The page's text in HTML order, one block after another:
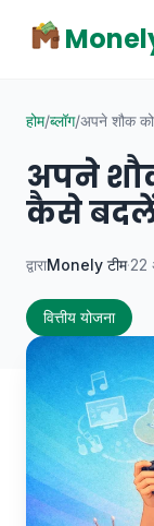
होम/ब्लॉग/अपने शौक
अपने
कैसे
द्वाराMonely टीम·22
वित्तीय योजना